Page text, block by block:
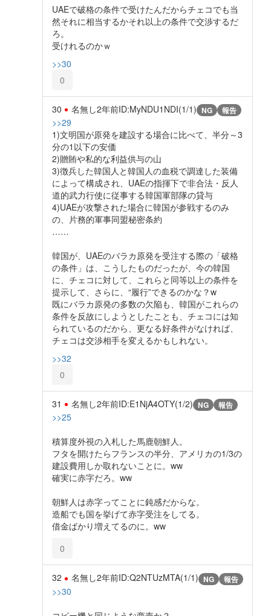
UAEで破格の条件で受けたんだからチェコでも当
然それに相当するかそれ以上の条件で交渉するだ
ろ。
受けれるのかｗ
>>30
0
30 名無し2年前ID:MyNDU1NDI(1/1) NG 報告
>>29
1)文明国が原発を建設する場合に比べて、半分～3
分の1以下の安価
2)贈賄や私的な利益供与の山
3)徴兵した韓国人と韓国人の血税で調達した装備
によって構成され、UAEの指揮下で非合法・反人
道的武力行使に従事する韓国軍部隊の貸与
4)UAEが攻撃された場合に韓国が参戦するのみ
の、片務的軍事同盟秘密条約
……
韓国が、UAEのバラカ原発を受注する際の「破格
の条件」は、こうしたものだったが、今の韓国
に、チェコに対して、これらと同等以上の条件を
提示して、さらに、“履行”できるのかな？w
既にバラカ原発の多数の欠陥も、韓国がこれらの
条件を反故にしようとしたことも、チェコには知
られているのだから、更なる好条件がなければ、
チェコは交渉相手を変えるかもしれない。
>>32
0
31 名無し2年前ID:E1NjA4OTY(1/2) NG 報告
>>25
積算度外視の入札した馬鹿朝鮮人。
フタを開けたらフランスの半分、アメリカの1/3の
建設費用しか取れないことに。ww
確実に赤字だろ。ww
朝鮮人は赤字ってことに鈍感だからな。
造船でも国を挙げて赤字受注をしてる。
借金ばかり増えてるのに。ww
0
32 名無し2年前ID:Q2NTUzMTA(1/1) NG 報告
>>30